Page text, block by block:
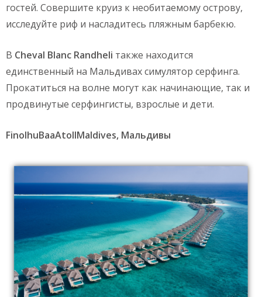
гостей. Совершите круиз к необитаемому острову,
исследуйте риф и насладитесь пляжным барбекю.
В Сheval Blanc Randheli также находится
единственный на Мальдивах симулятор серфинга.
Прокатиться на волне могут как начинающие, так и
продвинутые серфингисты, взрослые и дети.
FinolhuBaaAtollMaldives, Мальдивы